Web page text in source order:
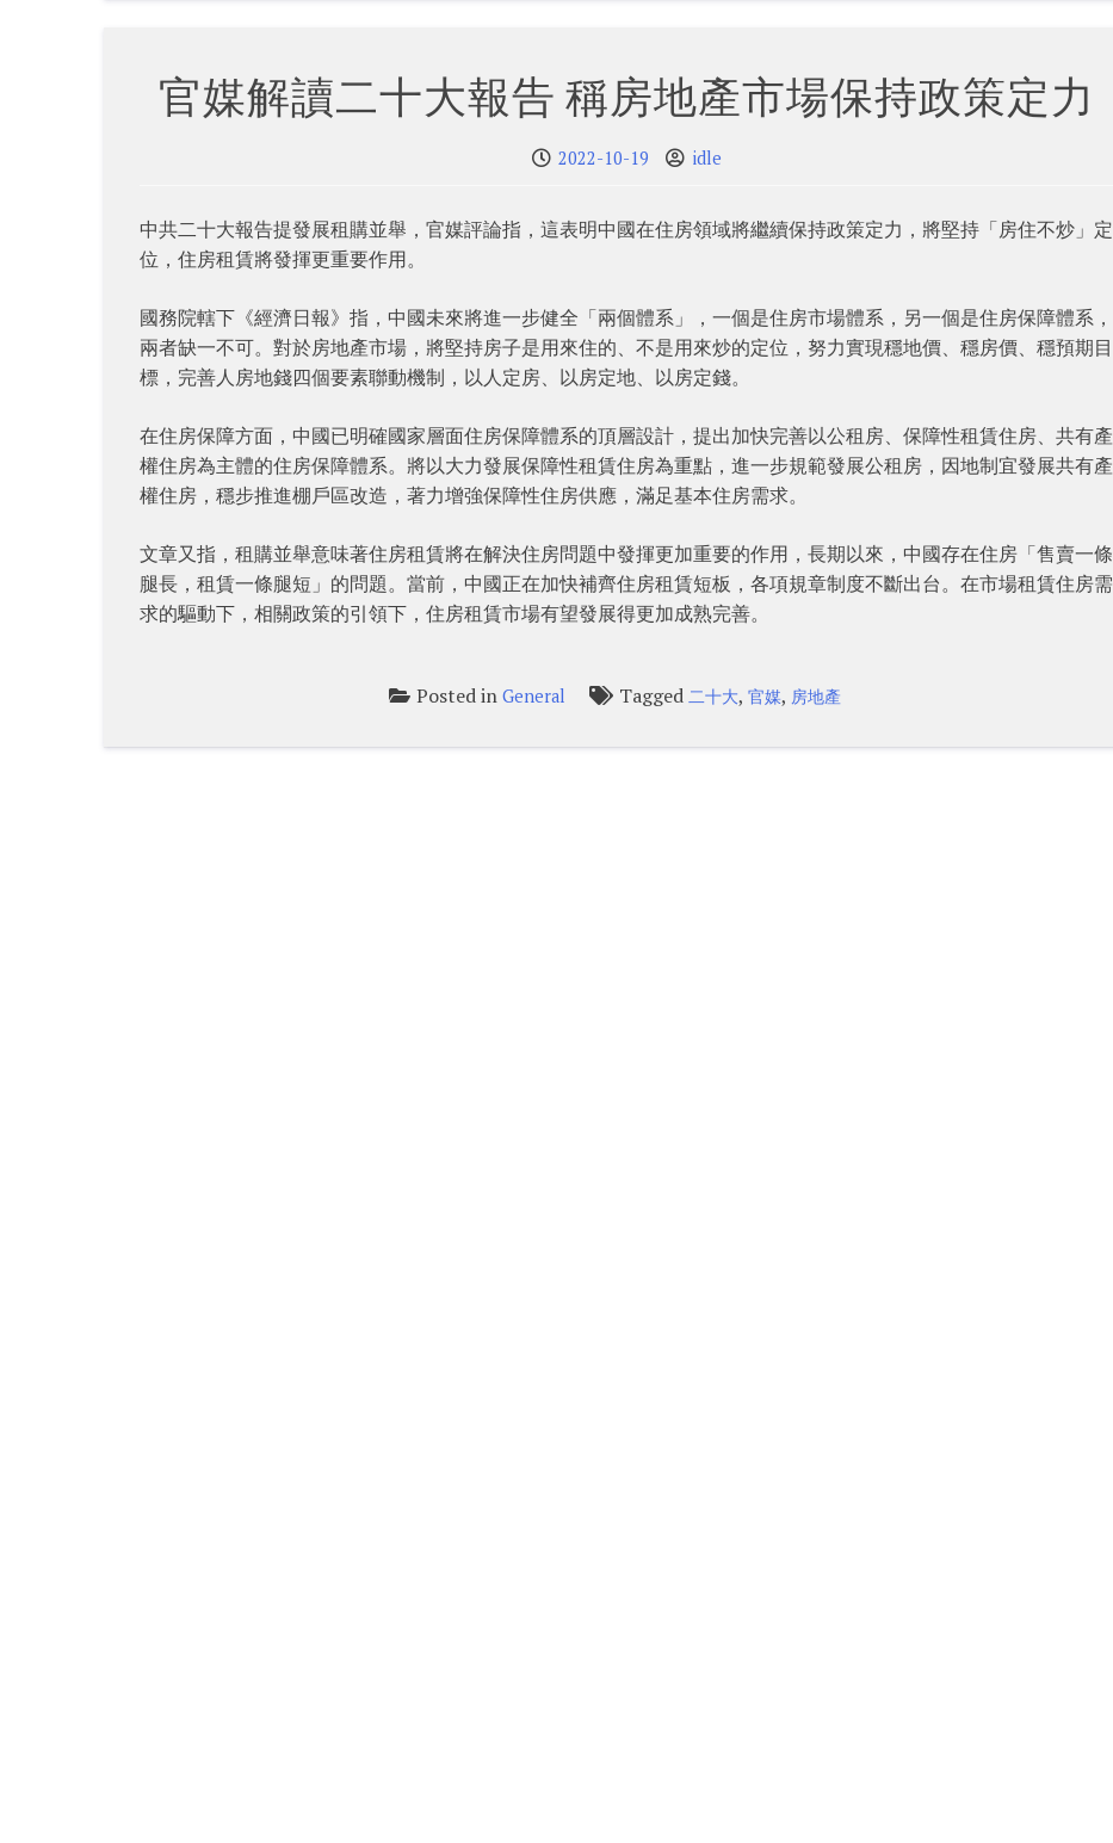
官媒解讀二十大報告 稱房地產市場保持政策定力
2022-10-19 idle
中共二十大報告提發展租購並舉，官媒評論指，這表明中國在住房領域將繼續保持政策定力，將堅持「房住不炒」定
位，住房租賃將發揮更重要作用。
國務院轄下《經濟日報》指，中國未來將進一步健全「兩個體系」，一個是住房市場體系，另一個是住房保障體系，
兩者缺一不可。對於房地產市場，將堅持房子是用來住的、不是用來炒的定位，努力實現穩地價、穩房價、穩預期目
標，完善人房地錢四個要素聯動機制，以人定房、以房定地、以房定錢。
在住房保障方面，中國已明確國家層面住房保障體系的頂層設計，提出加快完善以公租房、保障性租賃住房、共有產
權住房為主體的住房保障體系。將以大力發展保障性租賃住房為重點，進一步規範發展公租房，因地制宜發展共有產
權住房，穩步推進棚戶區改造，著力增強保障性住房供應，滿足基本住房需求。
文章又指，租購並舉意味著住房租賃將在解決住房問題中發揮更加重要的作用，長期以來，中國存在住房「售賣一條
腿長，租賃一條腿短」的問題。當前，中國正在加快補齊住房租賃短板，各項規章制度不斷出台。在市場租賃住房需
求的驅動下，相關政策的引領下，住房租賃市場有望發展得更加成熟完善。
Posted inGeneral Tagged二十大,官媒, 房地產